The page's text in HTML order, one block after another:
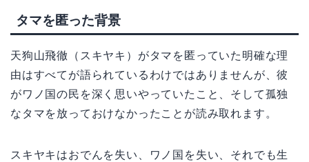
タマを匿った背景
天狗山飛徹（スキヤキ）がタマを匿っていた明確な理
由はすべてが語られているわけではありませんが、彼
がワノ国の民を深く思いやっていたこと、そして孤独
なタマを放っておけなかったことが読み取れます。
スキヤキはおでんを失い、ワノ国を失い、それでも生